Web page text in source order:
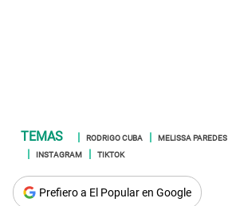
RODRIGO CUBA MELISSA PAREDES
INSTAGRAM
TIKTOK
Prefiero a El Popular en Google